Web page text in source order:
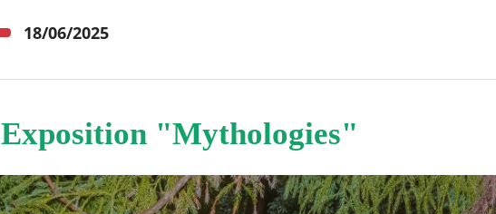
18/06/2025
Exposition "Mythologies"